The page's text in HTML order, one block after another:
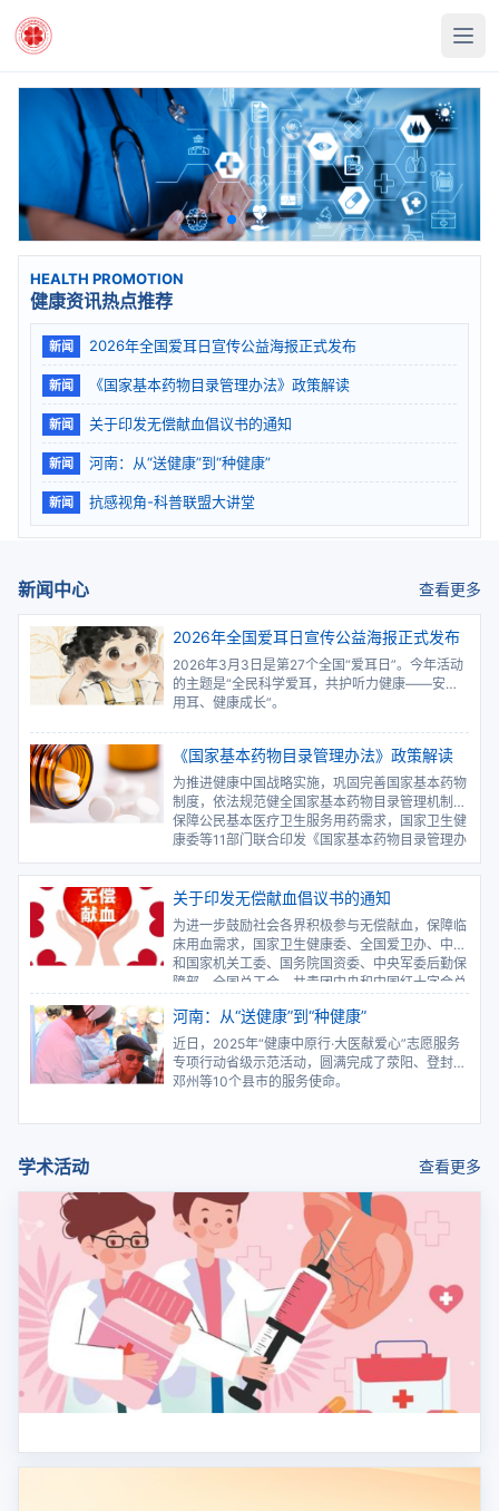
HEALTH PROMOTION
健康资讯热点推荐
新闻 2026年全国爱耳日宣传公益海报正式发布
新闻 《国家基本药物目录管理办法》政策解读
新闻 关于印发无偿献血倡议书的通知
新闻 河南：从“送健康”到“种健康”
新闻 抗感视角-科普联盟大讲堂
新闻中心 查看更多
2026年全国爱耳日宣传公益海报正式发布
2026年3月3日是第27个全国“爱耳日”。今年活动
的主题是“全民科学爱耳，共护听力健康——安全
用耳、健康成长”。
《国家基本药物目录管理办法》政策解读
为推进健康中国战略实施，巩固完善国家基本药物
制度，依法规范健全国家基本药物目录管理机制，
保障公民基本医疗卫生服务用药需求，国家卫生健
康委等11部门联合印发《国家基本药物目录管理办
法》。
关于印发无偿献血倡议书的通知
为进一步鼓励社会各界积极参与无偿献血，保障临
床用血需求，国家卫生健康委、全国爱卫办、中央
和国家机关工委、国务院国资委、中央军委后勤保
障部、全国总工会、共青团中央和中国红十字会总
河南：从“送健康”到“种健康”
近日，2025年“健康中原行·大医献爱心”志愿服务
专项行动省级示范活动，圆满完成了荥阳、登封、
邓州等10个县市的服务使命。
学术活动 查看更多
抗感视角-科普联盟大讲堂